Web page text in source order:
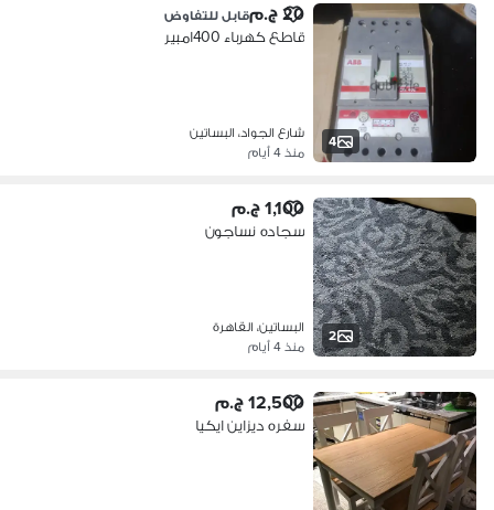
4
20 ج.م قابل للتفاوض
قاطع كهرباء 400امبير
شارع الجواد، البساتين
منذ 4 أيام
2
1,100 ج.م
سجاده نساجون
البساتين، القاهرة
منذ 4 أيام
12,500 ج.م
سفره ديزاين ايكيا